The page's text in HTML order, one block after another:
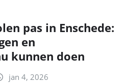
pas in Enschede:
en
kunnen doen
jan 4, 2026